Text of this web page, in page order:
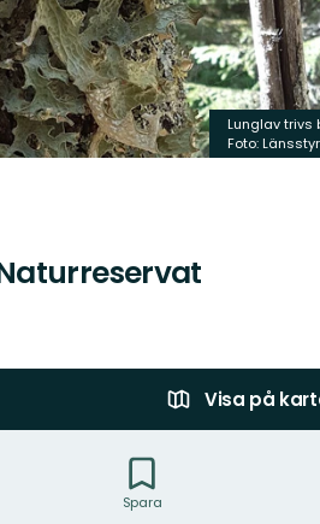
Lunglav trivs
Foto:
Visa på
Spara